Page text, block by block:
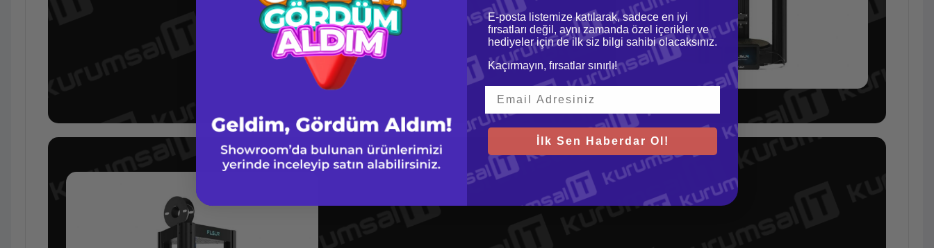
E-posta listemize katılarak, sadece en iyi
fırsatları değil, aynı zamanda özel içerikler ve
hediyeler için de ilk siz bilgi sahibi olacaksınız.
Kaçırmayın, fırsatlar sınırlı!
İlk Sen Haberdar Ol!